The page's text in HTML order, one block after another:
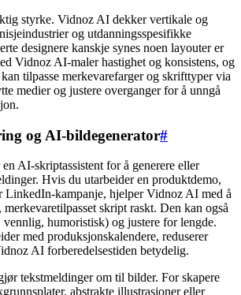
styrke. Vidnoz AI dekker vertikale og
og utdanningsspesifikke
designere kanskje synes noen layouter er
Vidnoz AI-maler hastighet og konsistens, og
tilpasse merkevarefarger og skrifttyper via
medier og justere overganger for å unngå
og AI-bildegenerator#
AI-skriptassistent for å generere eller
Hvis du utarbeider en produktdemo,
LinkedIn-kampanje, hjelper Vidnoz AI med å
merkevaretilpasset skript raskt. Den kan også
humoristisk) og justere for lengde.
med produksjonskalendere, reduserer
AI forberedelsestiden betydelig.
tekstmeldinger om til bilder. For skapere
abstrakte illustrasjoner eller